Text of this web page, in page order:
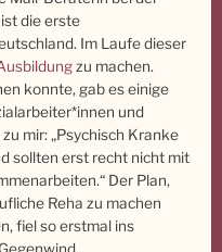
ist die erste
Im Laufe dieser
zu machen.
konnte, gab es einige
und
mir: „Psychisch Kranke
sollten erst recht nicht mit
Der Plan,
Reha zu machen
fiel so erstmal ins